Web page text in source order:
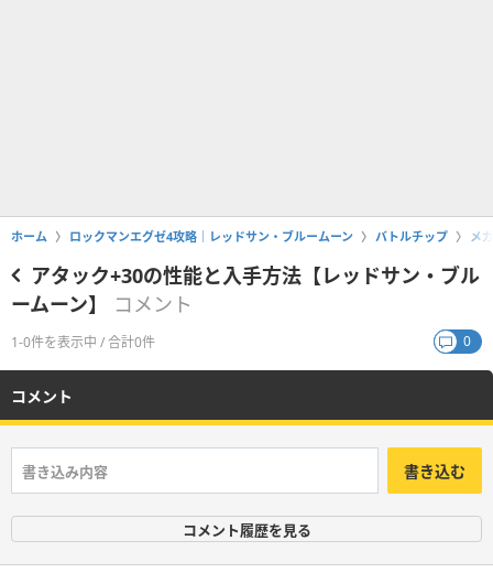
ホーム ロックマンエグゼ4攻略｜レッドサン・ブルームーン バトルチップ メ
アタック+30の性能と入手方法【レッドサン・ブル
ームーン】
コメント
1-0件を表示中 / 合計0件 0
コメント
書き込む
コメント履歴を見る